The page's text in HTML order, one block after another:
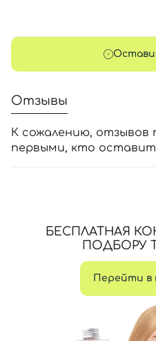
Отзывы
К сожалению, отзывов
первыми, кто
БЕСПЛАТНАЯ
ПОДБОРУ
Перейти в